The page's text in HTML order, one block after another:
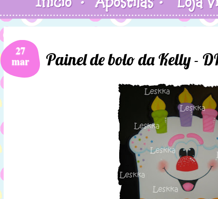
27
mar Painel de bolo da Kelly -